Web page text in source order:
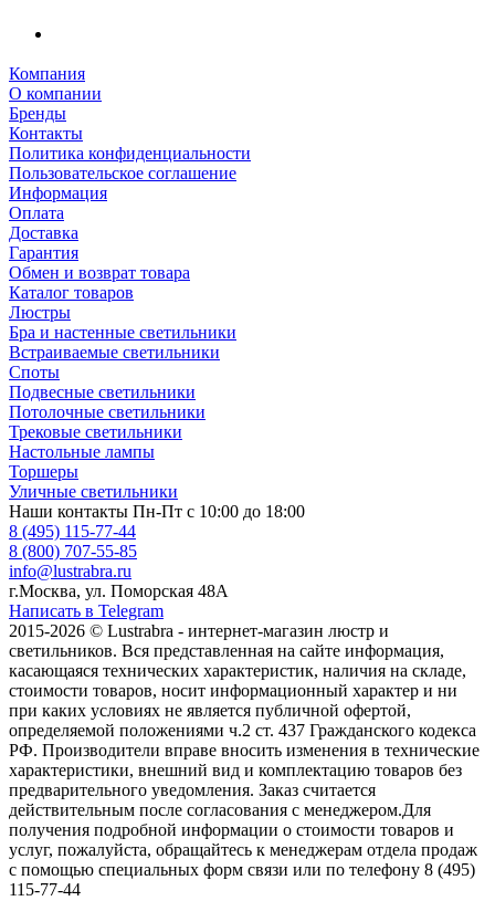
Компания
О компании
Бренды
Контакты
Политика конфиденциальности
Пользовательское соглашение
Информация
Оплата
Доставка
Гарантия
Обмен и возврат товара
Каталог товаров
Люстры
Бра и настенные светильники
Встраиваемые светильники
Споты
Подвесные светильники
Потолочные светильники
Трековые светильники
Настольные лампы
Торшеры
Уличные светильники
Наши контакты Пн-Пт с 10:00 до 18:00
8 (495) 115-77-44
8 (800) 707-55-85
info@lustrabra.ru
г.Москва, ул. Поморская 48А
Написать в Telegram
2015-2026 © Lustrabra - интернет-магазин люстр и
светильников. Вся представленная на сайте информация,
касающаяся технических характеристик, наличия на складе,
стоимости товаров, носит информационный характер и ни
при каких условиях не является публичной офертой,
определяемой положениями ч.2 ст. 437 Гражданского кодекса
РФ. Производители вправе вносить изменения в технические
характеристики, внешний вид и комплектацию товаров без
предварительного уведомления. Заказ считается
действительным после согласования с менеджером.Для
получения подробной информации о стоимости товаров и
услуг, пожалуйста, обращайтесь к менеджерам отдела продаж
с помощью специальных форм связи или по телефону 8 (495)
115-77-44